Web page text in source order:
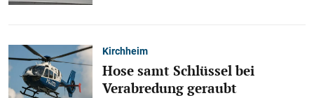
Kirchheim
Hose samt Schlüssel bei
Verabredung geraubt